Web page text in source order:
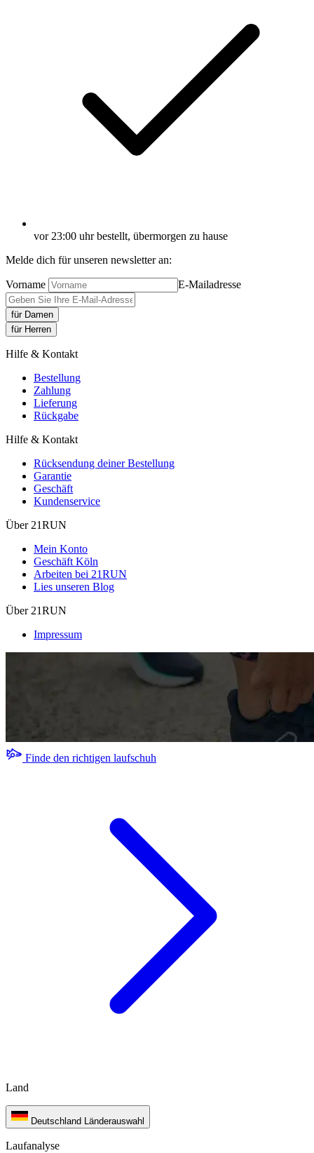
vor 23:00 uhr bestellt, übermorgen zu hause
Melde dich für unseren newsletter an:
Vorname E-Mailadresse
für Damen
für Herren
Hilfe & Kontakt
Bestellung
Zahlung
Lieferung
Rückgabe
Hilfe & Kontakt
Rücksendung deiner Bestellung
Garantie
Geschäft
Kundenservice
Über 21RUN
Mein Konto
Geschäft Köln
Arbeiten bei 21RUN
Lies unseren Blog
Über 21RUN
Impressum
Finde den richtigen laufschuh
Land
Deutschland Länderauswahl
Laufanalyse